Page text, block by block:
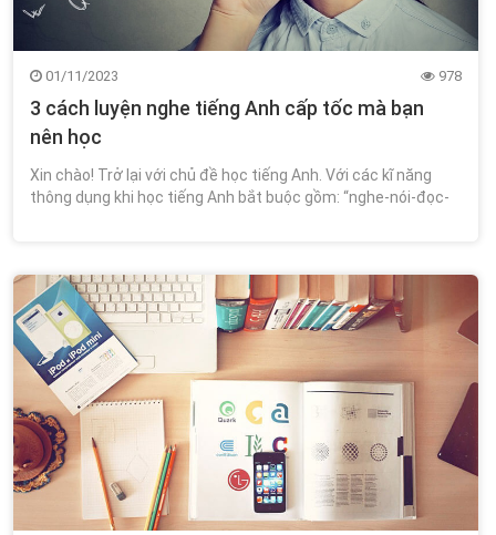
01/11/2023 978
3 cách luyện nghe tiếng Anh cấp tốc mà bạn
nên học
Xin chào! Trở lại với chủ đề học tiếng Anh. Với các kĩ năng
thông dụng khi học tiếng Anh bắt buộc gồm: “nghe-nói-đọc-